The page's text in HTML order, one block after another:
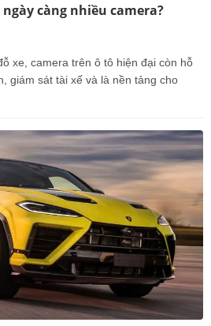
càng nhiều camera?
xe, camera trên ô tô hiện đại còn hỗ
giám sát tài xế và là nền tảng cho